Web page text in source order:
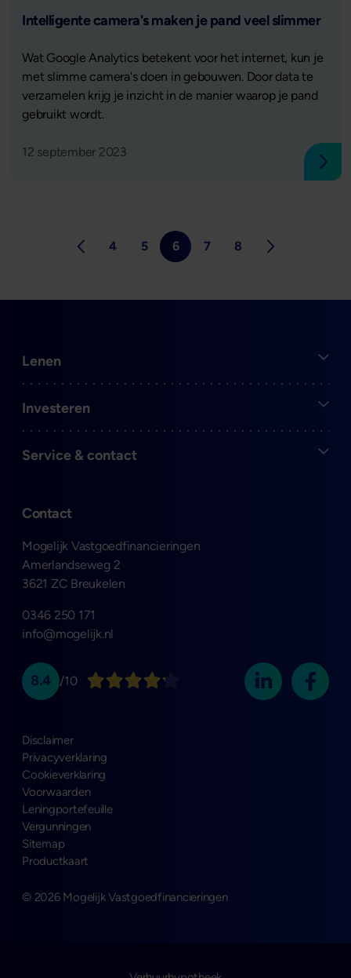
Lees verder
Intelligente camera's maken je pand veel slimmer
Wat Google Analytics betekent voor het internet, kun je
met slimme camera's doen in gebouwen. Door data te
verzamelen krijg je inzicht in de manier waarop je pand
gebruikt wordt.
12 september 2023
Ga naar de eerste pagina
Ga naar pagina
4
Ga naar pagina
5
Ga naar pagina
6
Ga naar pagina
7
Ga naar pagina
8
Ga naar de
Contact
Mogelijk Vastgoedfinancieringen
Amerlandseweg 2
3621 ZC Breukelen
0346 250 171
info@mogelijk.nl
Open
Lenen
Open
Investeren
Open
Service & contact
8.4 /10
© 2026 Mogelijk Vastgoedfinancieringen
Disclaimer
Privacyverklaring
Cookieverklaring
Voorwaarden
Leningportefeuille
Vergunningen
Sitemap
Productkaart